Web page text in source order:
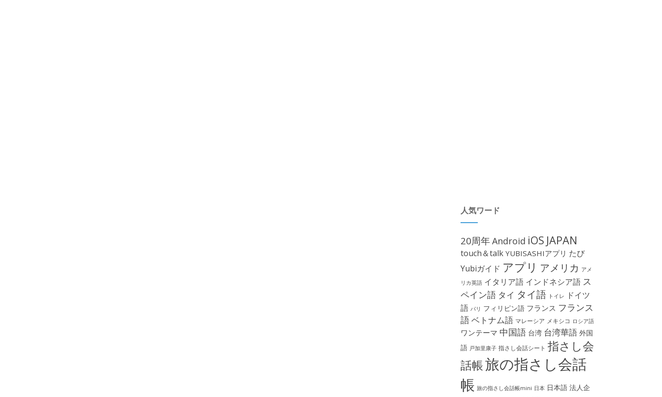
人気ワード
20周年Android iOS JAPAN
touch＆talk YUBISASHIアプリ たび
Yubiガイド アプリ アメリカ アメ
リカ英語 イタリア語 インドネシア語 ス
ペイン語 タイ タイ語 トイレ
ドイツ
語 パリ フィリピン語 フランス フランス
語ベトナム語 マレーシア メキシコ ロシア語
ワンテーマ 中国語 台湾 台湾華語 外国
語 戸加里康子 指さし会話シート 指さし会
話帳旅の指さし会話
帳 旅の指さし会話帳mini 日本 日本語 法人企